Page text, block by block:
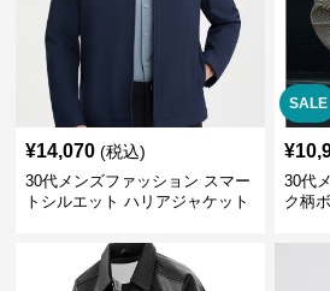
¥14,070 (税込)
30代メンズファッション スマー
トシルエット ハリアジャケット
SALE
¥
30代
ク柄